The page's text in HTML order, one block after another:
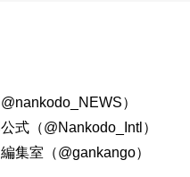
）
式（@Nankodo_Intl）
集室（@gankango）